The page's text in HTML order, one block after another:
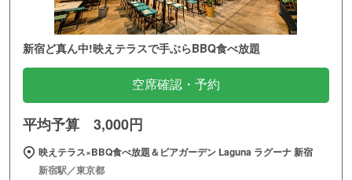
新宿ど真ん中!映えテラスで手ぶらBBQ食べ放題
空席確認・予約
平均予算 3,000円
映えテラス×BBQ食べ放題＆ビアガーデン Laguna ラグーナ 新宿
新宿駅／東京都